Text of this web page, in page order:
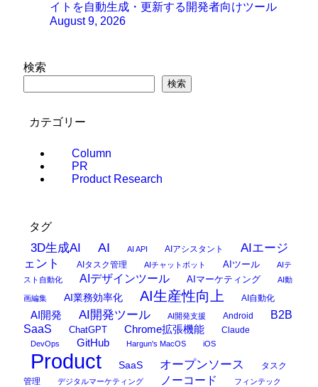
イトを自動生成・更新する開発者向けツール
August 9, 2026
検索
検索
カテゴリー
Column
PR
Product Research
タグ
3D生成AI AI AI API AIアシスタント
AIエージ
ェント
AIタスク管理 AIチャットボット AIツール
AIテ
スト自動化
AIデザインツール AIマーケティング AI動
画編集 AI業務効率化 AI生産性向上 AI自動化
AI開発 AI開発ツール AI開発支援 Android
B2B
SaaS
ChatGPT Chrome拡張機能 Claude
DevOps GitHub Hargun's MacOS iOS
Product SaaS オープンソース
タスク
管理
デジタルマーケティング ノーコード フィンテック